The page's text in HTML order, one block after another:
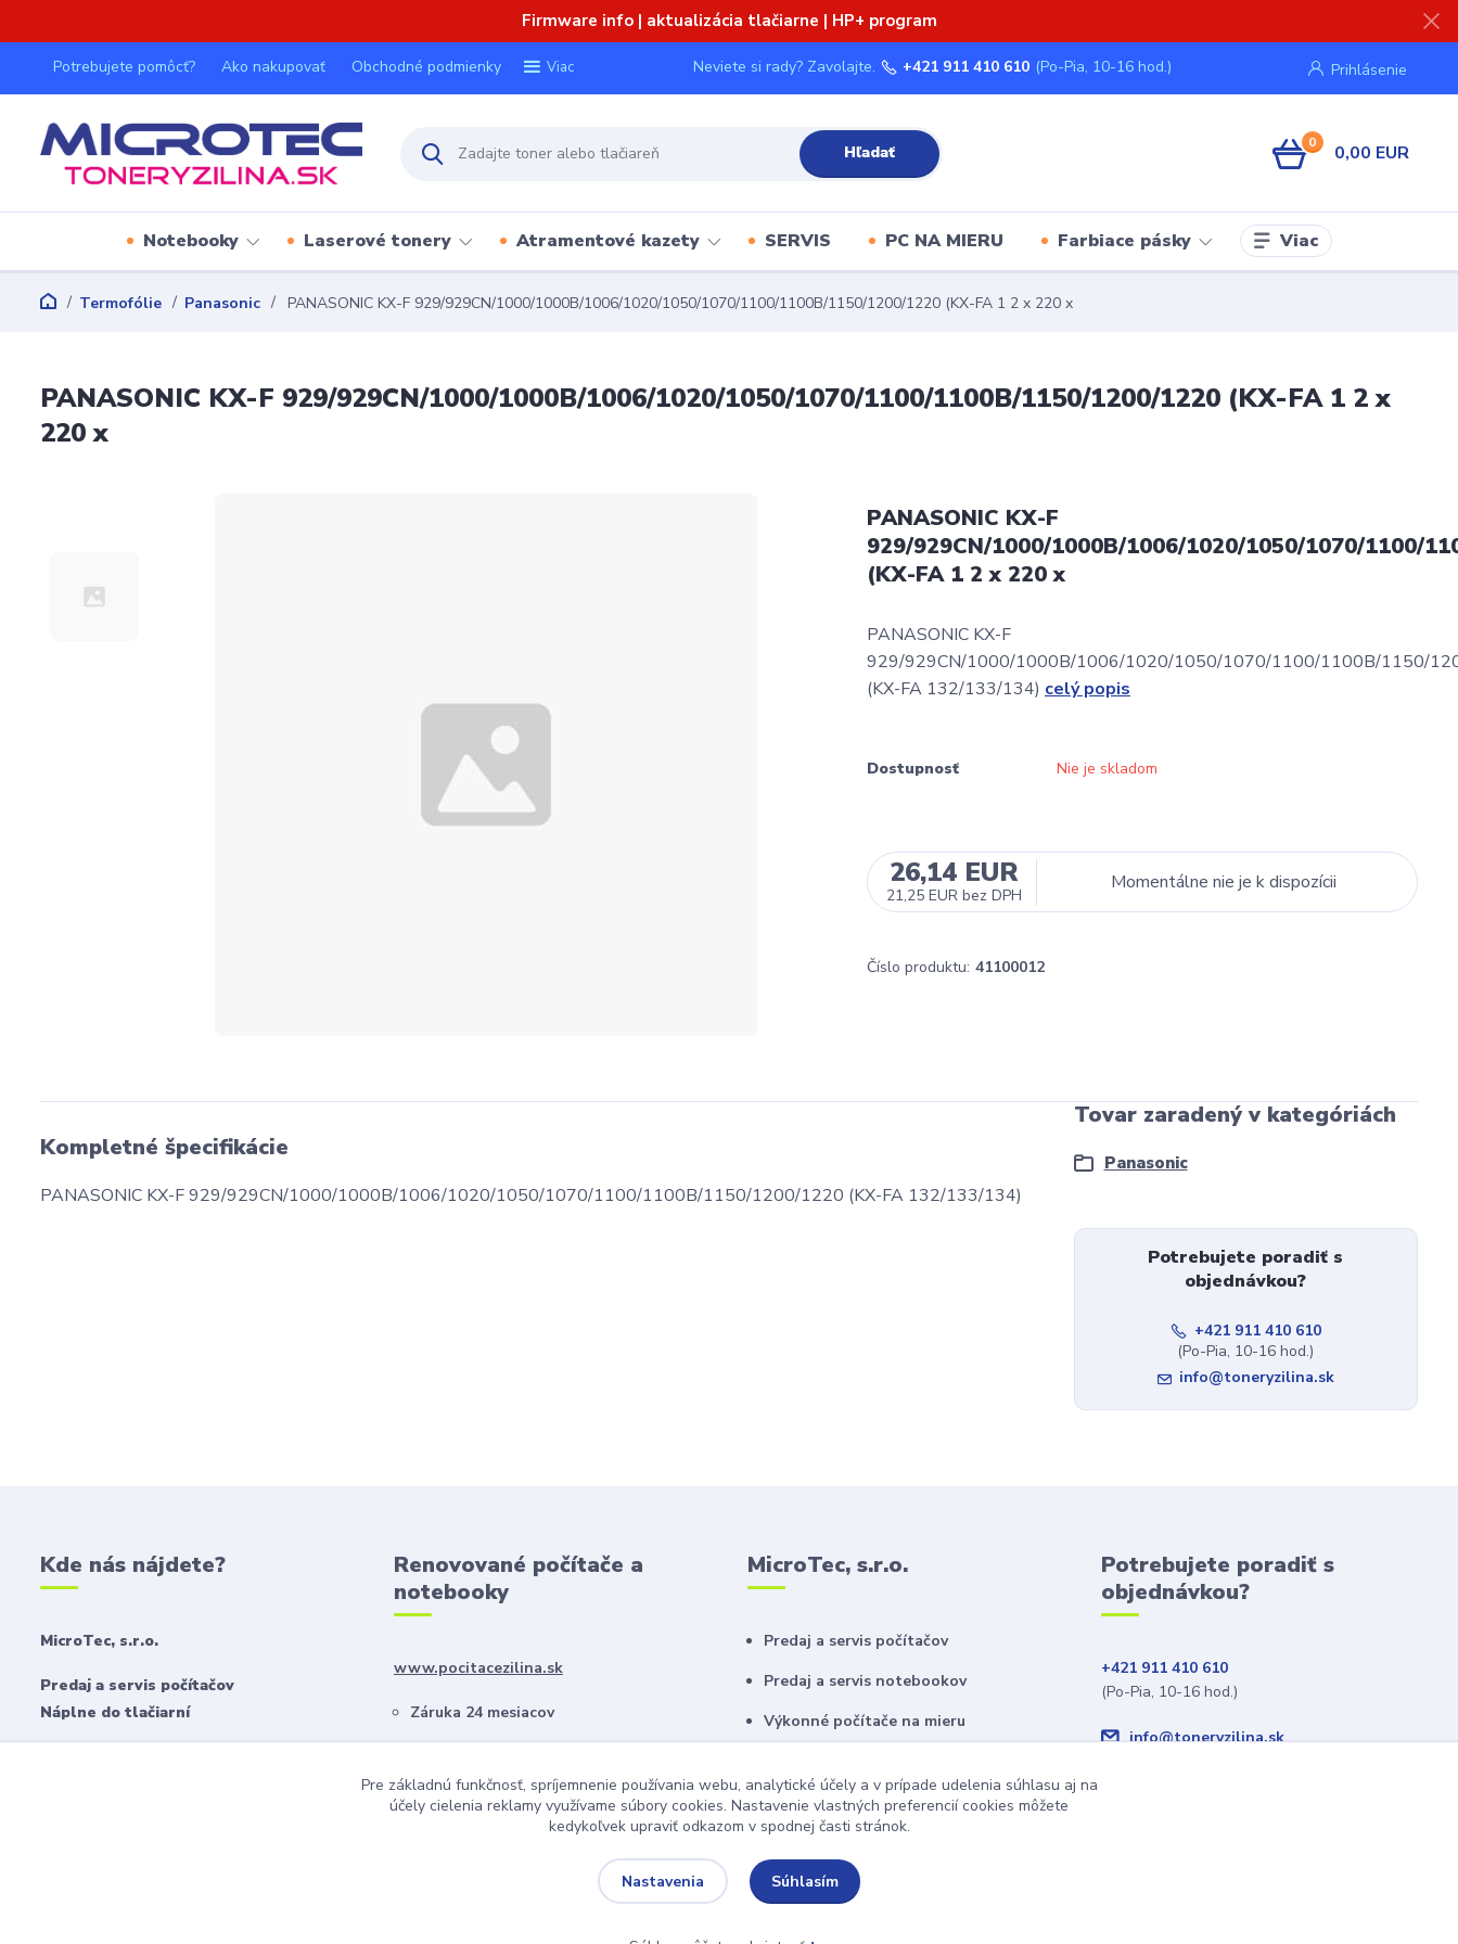
Firmware info | aktualizácia tlačiarne | HP+ program
Potrebujete pomôcť? Ako nakupovať Obchodné podmienky Viac Prihlásenie
Hľadať
Neviete si rady? Zavolajte. +421 911 410 610 (Po-Pia, 10-16 hod.)
0 0,00 EUR
Notebooky Laserové tonery Atramentové kazety SERVIS PC NA MIERU Farbiace pásky Viac
Termofólie Panasonic PANASONIC KX-F 929/929CN/1000/1000B/1006/1020/1050/1070/1100/1100B/1150/1200/1220 (KX-FA 1 2 x 220 x
PANASONIC KX-F 929/929CN/1000/1000B/1006/1020/1050/1070/1100/1100B/1150/1200/1220 (KX-FA 1 2 x
220 x
PANASONIC KX-F
929/929CN/1000/1000B/1006/1020/1050/1070/1100/
(KX-FA 1 2 x 220 x
PANASONIC KX-F
929/929CN/1000/1000B/1006/1020/1050/1070/1100/1100B/1150/
(KX-FA 132/133/134) celý popis
Dostupnosť Nie je skladom
26,14 EUR
21,25 EUR bez DPH
Momentálne nie je k dispozícii
Číslo produktu: 41100012
Kompletné špecifikácie
PANASONIC KX-F 929/929CN/1000/1000B/1006/1020/1050/1070/1100/1100B/1150/1200/1220 (KX-FA 132/133/134)
Tovar zaradený v kategóriách
Panasonic
Potrebujete poradiť s
objednávkou?
+421 911 410 610
(Po-Pia, 10-16 hod.)
info@toneryzilina.sk
Kde nás nájdete?
MicroTec, s.r.o.
Predaj a servis počítačov
Náplne do tlačiarní
Renovované počítače a
notebooky
www.pocitacezilina.sk
Záruka 24 mesiacov
Možnosť úpravy parametrov
MicroTec, s.r.o.
Predaj a servis počítačov
Predaj a servis notebookov
Výkonné počítače na mieru
Potrebujete poradiť s
objednávkou?
+421 911 410 610
(Po-Pia, 10-16 hod.)
info@toneryzilina.sk
Pre základnú funkčnosť, spríjemnenie používania webu, analytické účely a v prípade udelenia súhlasu aj na
účely cielenia reklamy využívame súbory cookies. Nastavenie vlastných preferencií cookies môžete
kedykoľvek upraviť odkazom v spodnej časti stránok.
Nastavenia Súhlasím